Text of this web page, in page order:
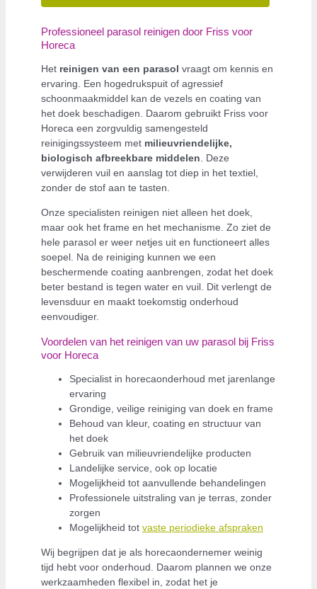
Professioneel parasol reinigen door Friss voor
Horeca
Het reinigen van een parasol vraagt om kennis en
ervaring. Een hogedrukspuit of agressief
schoonmaakmiddel kan de vezels en coating van
het doek beschadigen. Daarom gebruikt Friss voor
Horeca een zorgvuldig samengesteld
reinigingssysteem met milieuvriendelijke,
biologisch afbreekbare middelen . Deze
verwijderen vuil en aanslag tot diep in het textiel,
zonder de stof aan te tasten.
Onze specialisten reinigen niet alleen het doek,
maar ook het frame en het mechanisme. Zo ziet de
hele parasol er weer netjes uit en functioneert alles
soepel. Na de reiniging kunnen we een
beschermende coating aanbrengen, zodat het doek
beter bestand is tegen water en vuil. Dit verlengt de
levensduur en maakt toekomstig onderhoud
eenvoudiger.
Voordelen van het reinigen van uw parasol bij Friss
voor Horeca
Specialist in horecaonderhoud met jarenlange
ervaring
Grondige, veilige reiniging van doek en frame
Behoud van kleur, coating en structuur van
het doek
Gebruik van milieuvriendelijke producten
Landelijke service, ook op locatie
Mogelijkheid tot aanvullende behandelingen
Professionele uitstraling van je terras, zonder
zorgen
Mogelijkheid tot vaste periodieke afspraken
Wij begrijpen dat je als horecaondernemer weinig
tijd hebt voor onderhoud. Daarom plannen we onze
werkzaamheden flexibel in, zodat het je